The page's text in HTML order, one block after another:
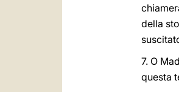
della
7. O
questa